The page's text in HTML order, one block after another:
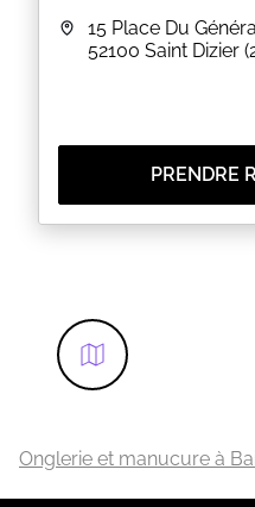
15 Place Du
52100 Saint Dizier
PRENDRE
Onglerie et manucure à